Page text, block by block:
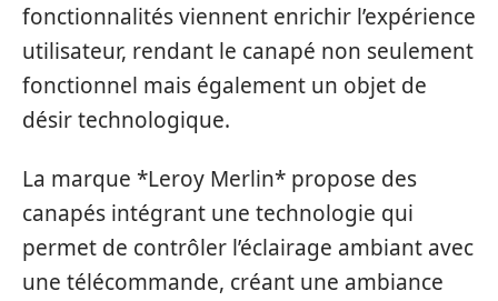
fonctionnalités viennent enrichir l’expérience
utilisateur, rendant le canapé non seulement
fonctionnel mais également un objet de
désir technologique.
La marque *Leroy Merlin* propose des
canapés intégrant une technologie qui
permet de contrôler l’éclairage ambiant avec
une télécommande, créant une ambiance